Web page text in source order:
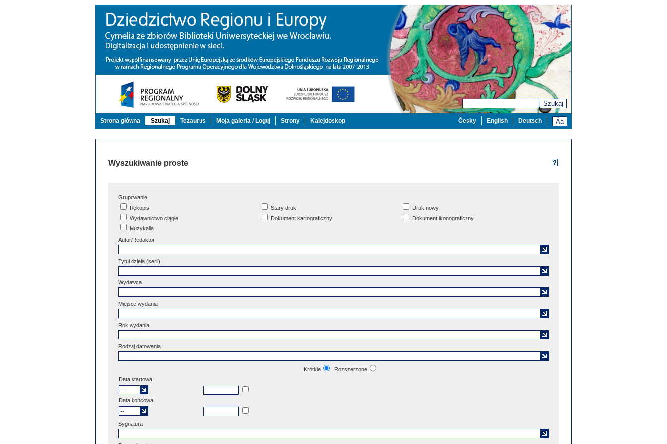
Szukaj
Strona główna Szukaj Tezaurus Moja galeria / Loguj Strony Kalejdoskop Deutsch
English
Česky
Wyszukiwanie proste
Grupowanie
Rękopis
Stary druk
Druk nowy
Wydawnictwo ciągłe
Dokument kartograficzny
Dokument ikonograficzny
Muzykalia
Autor/Redaktor
Tytuł dzieła (serii)
Wydawca
Miejsce wydania
Rok wydania
Rodzaj datowania
Krótkie
Rozszerzone
Data startowa
Data końcowa
Sygnatura